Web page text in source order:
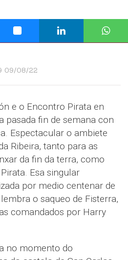
09/08/22
e o Encontro Pirata en
pasada fin de semana con
Espectacular o ambiete
Ribeira, tanto para as
da fin da terra, como
Esa singular
por medio centenar de
o saqueo de Fisterra,
comandados por Harry
no momento do